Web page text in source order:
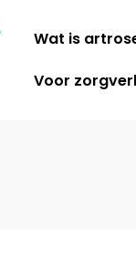
Wat is
Voor